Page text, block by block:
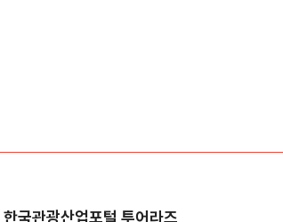
한국관광산업포털 투어라즈